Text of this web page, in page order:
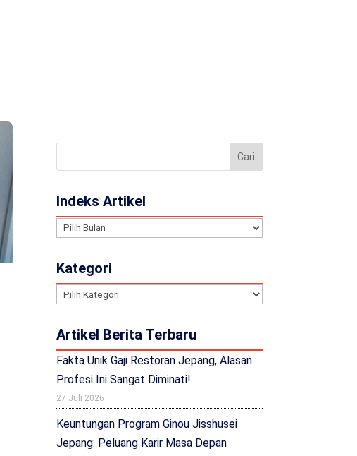
Indeks Artikel
Indeks
Kategori
Kategori
Artikel Berita Terbaru
Fakta Unik Gaji Restoran Jepang, Alasan
Profesi Ini Sangat Diminati!
27 Juli 2026
Keuntungan Program Ginou Jisshusei
Jepang: Peluang Karir Masa Depan